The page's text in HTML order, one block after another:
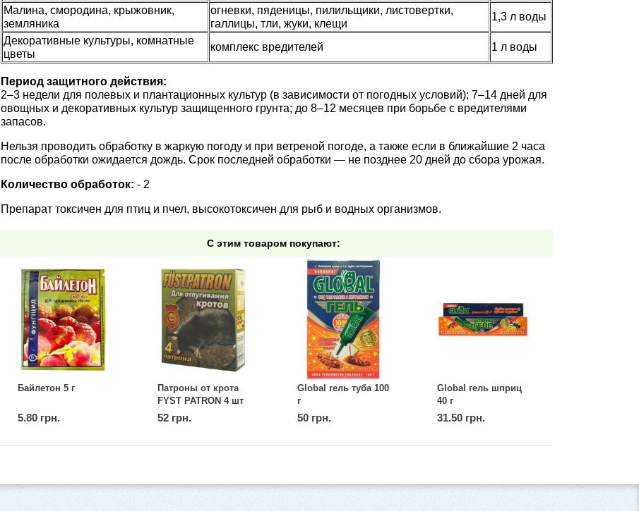
Малина, смородина, крыжовник,
земляника
огневки, пяденицы, пилильщики, листовертки,
галлицы, тли, жуки, клещи
1,3 л воды
Декоративные культуры, комнатные
цветы
комплекс вредителей 1 л воды
Период защитного действия:
2–3 недели для полевых и плантационных культур (в зависимости от погодных условий); 7–14 дней для
овощных и декоративных культур защищенного грунта; до 8–12 месяцев при борьбе с вредителями
запасов.
Нельзя проводить обработку в жаркую погоду и при ветреной погоде, а также если в ближайшие 2 часа
после обработки ожидается дождь. Срок последней обработки — не позднее 20 дней до сбора урожая.
Количество обработок: - 2
Препарат токсичен для птиц и пчел, высокотоксичен для рыб и водных организмов.
С этим товаром покупают:
Байлетон 5 г
5.80 грн.
Патроны от крота
FYST PATRON 4 шт
в уп.
52 грн.
Global гель туба 100
г
50 грн.
Global гель шприц
40 г
31.50 грн.